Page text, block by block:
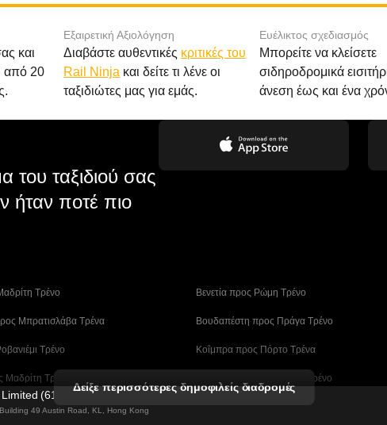
και
από 20
Εξαιρετική Αξιολόγηση
Διαβάστε αυθεντικές κριτικές του
Rail Ninja και δείτε τι λένε οι
ταξιδιώτες μας για εμάς.
Ευέλικτος σχεδιασμός
Μπορείτε να κλείσετε
σιδηροδρομικά
άνεση έως και ένα
ταξιδιού σας
ήταν ποτέ πιο
Tρένο Βενετία προς Ρώμη Τρένο
Μπρατισλάβα Τρένα Βουδαπέστη προς Πράγα Tρένο
Τρένο Κοΐμπρα προς Πόρτο Τρένα
Τρένα Λισαβόνα – Αλμπουφέιρα Τρένο
Tρένο
Δείξε περισσότερες δημοφιλείς διαδρομές
(61211989)
49 Austin Road, KL, Hong Kong